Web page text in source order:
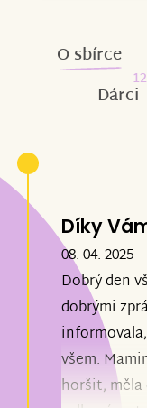
O sbírce
Dárci
Díky
08. 04. 2025
Dobrý den
dobrými
všem.
horšit,